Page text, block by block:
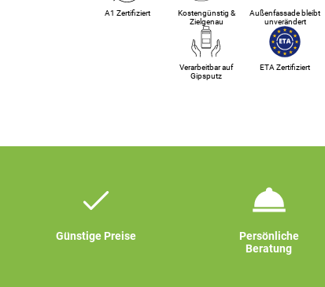
A1 Zertifiziert
Kostengünstig &
Zielgenau
Außenfassade bleibt
unverändert
Verarbeitbar auf
Gipsputz
ETA Zertifiziert
Günstige Preise
Persönliche
Beratung